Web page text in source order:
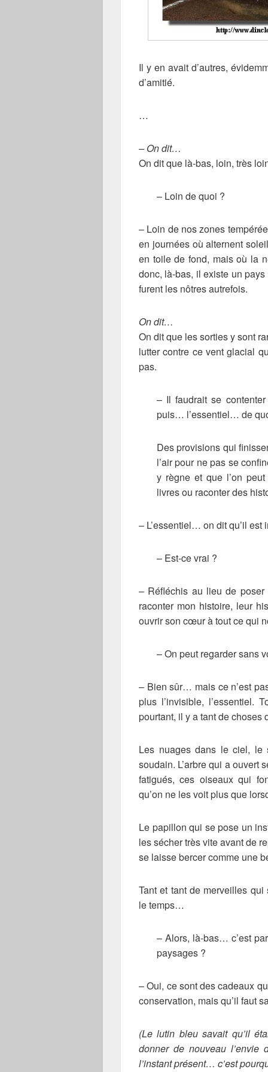
Il y en avait d’autres,
d’amitié.
…
– On dit…
On dit que là-bas, loin, très
– Loin de quoi ?
– Loin de nos zones
en journées où alternent
en toile de fond, mais où la
donc, là-bas, il existe un
furent les nôtres autrefois.
On dit…
On dit que les sorties y sont
lutter contre ce vent glacial
pas.
– Il faudrait se
puis… l’essentiel… de
Des provisions qui
l’air pour ne pas se
y règne et que l’on
livres ou raconter des
– L’essentiel… on dit qu’il
– Est-ce vrai ?
– Réfléchis au lieu de poser
raconter mon histoire, leur
ouvrir son cœur à tout ce qui
– On peut regarder sans
– Bien sûr… mais ce n’est
plus l’invisible, l’essentiel.
pourtant, il y a tant de choses
Les nuages dans le ciel, le
soudain. L’arbre qui a ouvert
fatigués, ces oiseaux qui
qu’on ne les voit plus que
Le papillon qui se pose un
les sécher très vite avant de
se laisse bercer comme une
Tant et tant de merveilles qui
le temps…
– Alors, là-bas… c’est
paysages ?
– Oui, ce sont des cadeaux
conservation, mais qu’il faut
(Le lutin bleu savait qu’il
donner de nouveau l’envie
l’instant présent… c’est